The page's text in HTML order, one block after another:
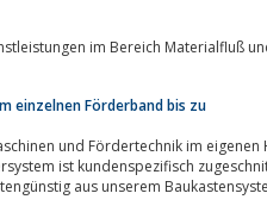
einzelnen Förderband bis zu
aus unserem